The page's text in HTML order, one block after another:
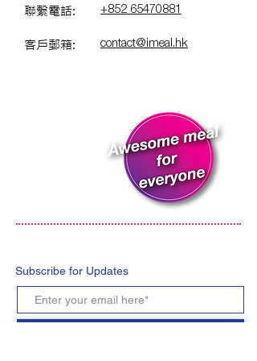
聯繫電話:
客戶郵箱:contact@imeal.hk
+852 65470881
Subscribe for Updates
Subscribe Now